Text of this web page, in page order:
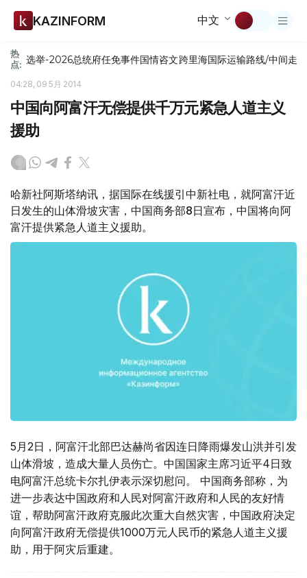
KAZINFORM 中文
热
点: 选举-2026总统府任免事件国情咨文跨里海国际运输路线/中间走廊
04:28, 09 5月 2014
中国向阿富汗无偿提供千万元紧急人道主义
援助
哈新社阿斯塔纳讯，据国际在线援引中新社电，就阿富汗近
日发生的山体滑坡灾害，中国商务部8日宣布，中国将向阿
富汗提供紧急人道主义援助。
5月2日，阿富汗北部巴达赫尚省因连日降雨爆发山洪并引发
山体滑坡，造成大量人员伤亡。中国国家主席习近平4日致
电阿富汗总统卡尔扎伊表示深切慰问。 中国商务部称，为
进一步表达中国政府和人民对阿富汗政府和人民的友好情
谊，帮助阿富汗政府克服此次重大自然灾害，中国政府决定
向阿富汗政府无偿提供1000万元人民币的紧急人道主义援
助，用于阿灾后重建。